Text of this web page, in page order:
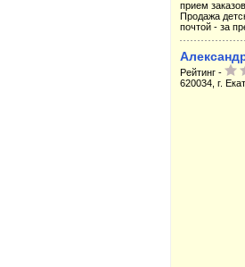
прием
Продажа
почтой - за
Рейтинг -
620034, г.